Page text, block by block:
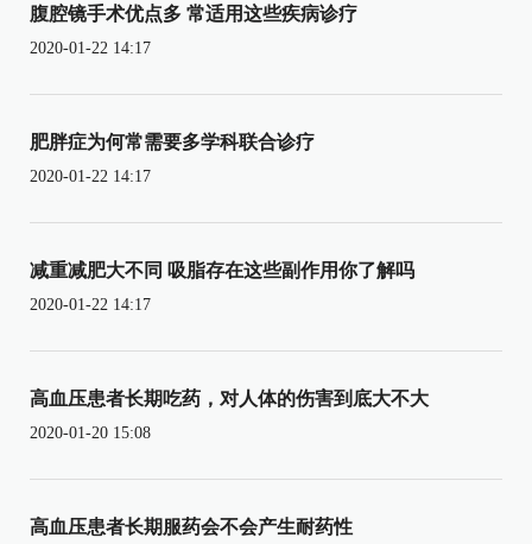
腹腔镜手术优点多 常适用这些疾病诊疗
2020-01-22 14:17
肥胖症为何常需要多学科联合诊疗
2020-01-22 14:17
减重减肥大不同 吸脂存在这些副作用你了解吗
2020-01-22 14:17
高血压患者长期吃药，对人体的伤害到底大不大
2020-01-20 15:08
高血压患者长期服药会不会产生耐药性